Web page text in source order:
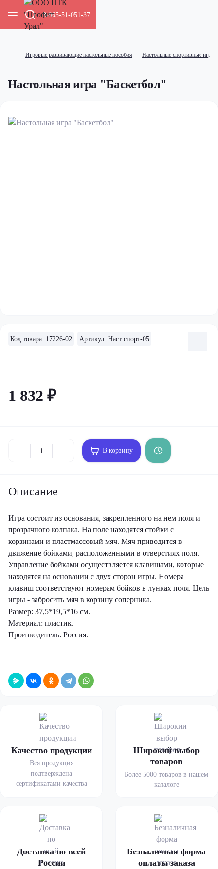
8-965-51-051-37
Игровые развивающие настольные пособия Настольные спортивные игры
Настольная игра "Баскетбол"
Код товара: 17226-02 Артикул: Наст спорт-05
1 832 ₽
В корзину
Описание
Игра состоит из основания, закрепленного на нем поля и
прозрачного колпака. На поле находятся стойки с
корзинами и пластмассовый мяч. Мяч приводится в
движение бойками, расположенными в отверстиях поля.
Управление бойками осуществляется клавишами, которые
находятся на основании с двух сторон игры. Номера
клавиш соответствуют номерам бойков в лунках поля. Цель
игры - забросить мяч в корзину соперника.
Размер: 37,5*19,5*16 см.
Материал: пластик.
Производитель: Россия.
Качество продукции
Вся продукция
подтверждена
сертификатами качества
Широкий выбор
товаров
Более 5000 товаров в нашем
каталоге
Доставка по всей
России
Безналичная форма
оплаты заказа